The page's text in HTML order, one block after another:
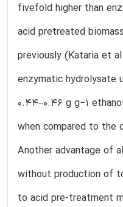
fivefold higher than
acid pretreated
previously (Kataria et
enzymatic hydrolysate
0.44–0.46 g g−1
when compared to the
Another advantage of
without production of
to acid pre-treatment